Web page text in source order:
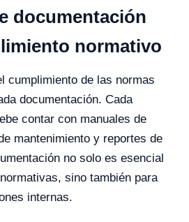
documentación
normativo
cumplimiento de las normas
documentación. Cada
contar con manuales de
mantenimiento y reportes de
no solo es esencial
sino también para
internas.